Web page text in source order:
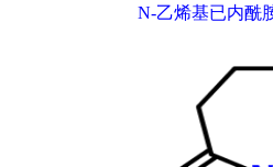
N-乙烯基已内酰